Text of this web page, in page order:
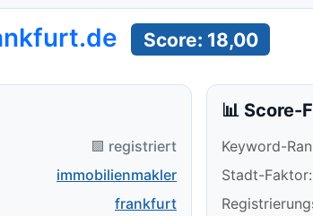
Score: 18,00
🟪 registriert
immobilienmakler
frankfurt
📊 Score-
Keyword-
Stadt-Faktor: